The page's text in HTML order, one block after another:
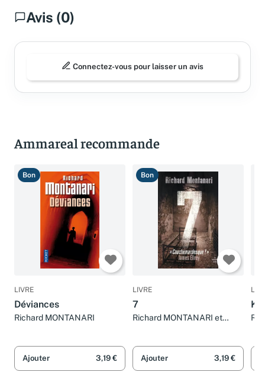
Avis (0)
Connectez-vous pour laisser un avis
Ammareal recommande
Bon
LIVRE
Déviances
Richard MONTANARI
Ajouter 3,19 €
Bon
LIVRE
7
Richard MONTANARI et
Ajouter 3,19 €